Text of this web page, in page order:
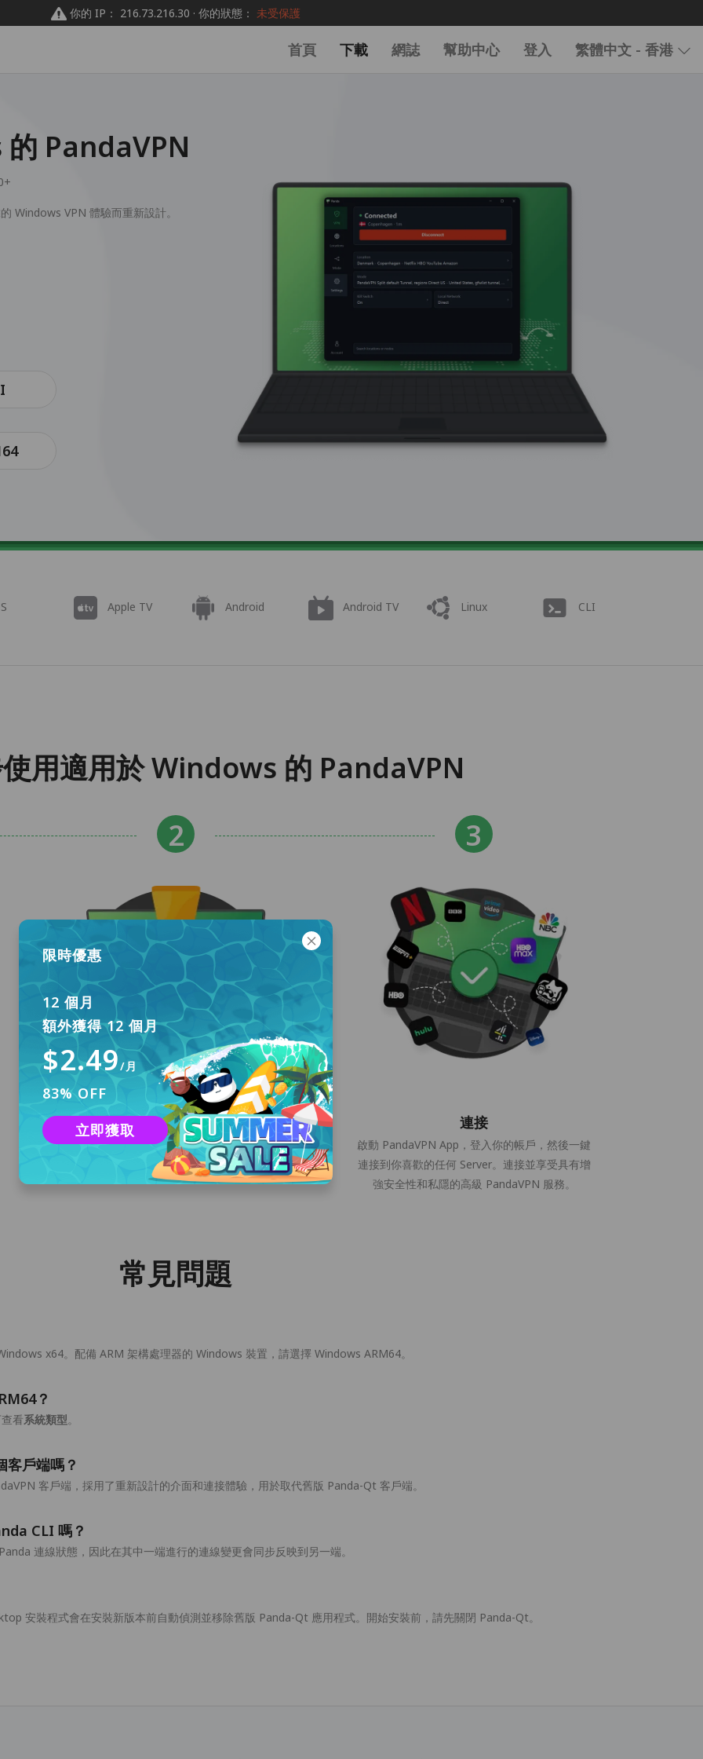
你的 IP： 216.73.216.30 · 你的狀態： 未受保護
首頁 下載 網誌 幫助中心 登入 繁體中文 - 香港
PandaVPN
Windows VPN 體驗而重新設計。
Apple TV Android Android TV Linux CLI
用適用於 Windows 的 PandaVPN
下載並安裝
點擊「免費下載」以下載適用於 Windows 的
PandaVPN 並安裝到你的電腦上。
連接
啟動 PandaVPN App，登入你的帳戶，然後一鍵
連接到你喜歡的任何 Server。連接並享受具有增
強安全性和私隱的高級 PandaVPN 服務。
常見問題
x64。配備 ARM 架構處理器的 Windows 裝置，請選擇 Windows ARM64。
？
看系統類型。
戶端嗎？
客戶端，採用了重新設計的介面和連接體驗，用於取代舊版 Panda-Qt 客戶端。
CLI 嗎？
連線狀態，因此在其中一端進行的連線變更會同步反映到另一端。
安裝程式會在安裝新版本前自動偵測並移除舊版 Panda-Qt 應用程式。開始安裝前，請先關閉 Panda-Qt。
限時優惠
12 個月
額外獲得 12 個月
$2.49/月
83% OFF
立即獲取